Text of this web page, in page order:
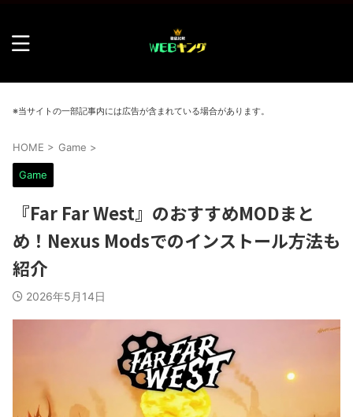
※当サイトの一部記事内には広告が含まれている場合があります。
HOME > Game >
Game
『Far Far West』のおすすめMODまと
め！Nexus Modsでのインストール方法も
紹介
2026年5月14日